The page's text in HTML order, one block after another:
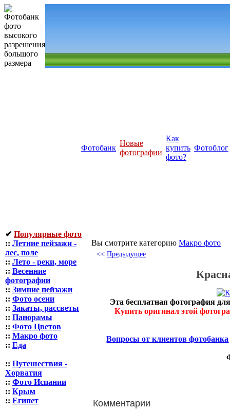
Фотобанк
Новые
фотографии
Как
купить
фото?
Фотоблог
✔ Популярные фото
:: Летние пейзажи -
лес, поле
:: Лето - реки, море
:: Весенние
фотографии
:: Зимние пейзажи
:: Фото осени
:: Закаты, рассветы
:: Панорамы
:: Фото Цветов
:: Макро фото
:: Еда
:: Путешествия -
Хорватия
:: Фото Испании
:: Крым
:: Египет
Вы смотрите категорию Макро фото
<< Предыдущее
Эта бесплатная фотография
Купить оригинал этой
Вопросы от клиентов фотобанка
Комментарии